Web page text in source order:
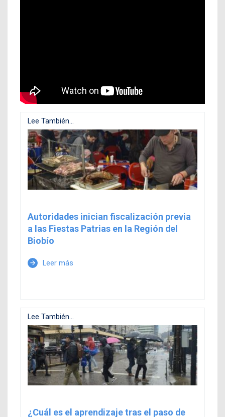
Lee También...
Autoridades inician fiscalización previa
a las Fiestas Patrias en la Región del
Biobío
arrow_forward Leer más
Lee También...
¿Cuál es el aprendizaje tras el paso de